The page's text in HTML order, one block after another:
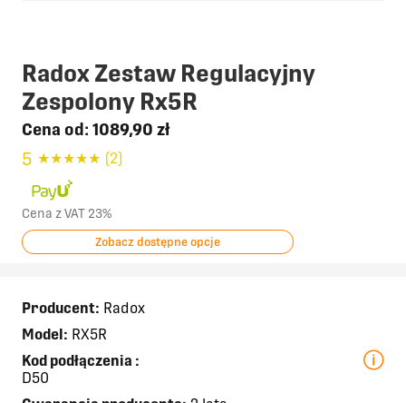
Radox Zestaw Regulacyjny
Zespolony Rx5R
Cena od: 1089,90 zł
5 ★★★★★ (2)
Cena z VAT 23%
Zobacz dostępne opcje
Producent: Radox
Model: RX5R
Kod podłączenia :
D50